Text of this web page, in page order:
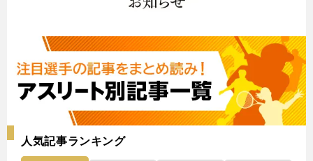
人気記事ランキング